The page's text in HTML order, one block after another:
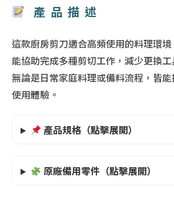
產品描述
這款廚房剪刀適合高頻使用的料理環境
能協助完成多種剪切工作，減少更換工
無論是日常家庭料理或備料流程，皆
使用體驗。
產品規格（點擊展開）
原廠備用零件（點擊展開）